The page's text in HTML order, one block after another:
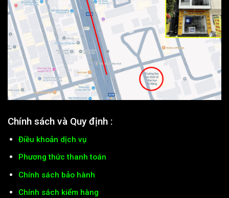
Chính sách và Quy định :
Điều khoản dịch vụ
Phương thức thanh toán
Chính sách bảo hành
Chính sách kiểm hàng